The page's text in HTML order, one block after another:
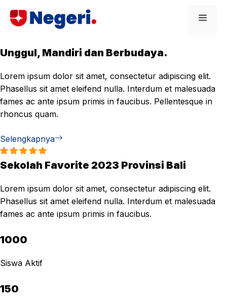
Unggul, Mandiri dan Berbudaya.
Lorem ipsum dolor sit amet, consectetur adipiscing elit.
Phasellus sit amet eleifend nulla. Interdum et malesuada
fames ac ante ipsum primis in faucibus. Pellentesque in
rhoncus quam.
Selengkapnya
Sekolah Favorite 2023 Provinsi Bali
Lorem ipsum dolor sit amet, consectetur adipiscing elit.
Phasellus sit amet eleifend nulla. Interdum et malesuada
fames ac ante ipsum primis in faucibus.
1000
Siswa Aktif
150